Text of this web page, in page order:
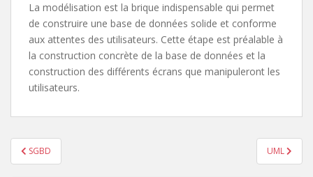
La modélisation est la brique indispensable qui permet
de construire une base de données solide et conforme
aux attentes des utilisateurs. Cette étape est préalable à
la construction concrète de la base de données et la
construction des différents écrans que manipuleront les
utilisateurs.
Navigation
de
SGBD UML